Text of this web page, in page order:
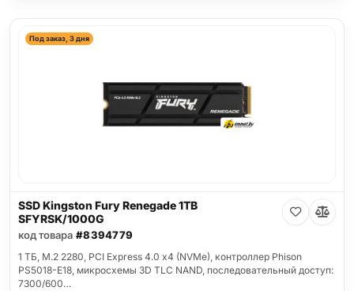
Под заказ, 3 дня
SSD Kingston Fury Renegade 1TB
SFYRSK/1000G
код товара #8394779
1 ТБ, M.2 2280, PCI Express 4.0 x4 (NVMe), контроллер Phison
PS5018-E18, микросхемы 3D TLC NAND, последовательный доступ:
7300/600…